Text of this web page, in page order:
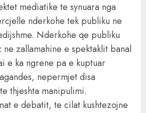
mediatike te synuara nga
nderkohe tek publiku ne
Nderkohe qe publiku
zallamahine e spektaklit banal
e ka ngrene pa e kuptuar
nepermjet disa
thjeshta manipulimi.
e debatit, te cilat kushtezojne